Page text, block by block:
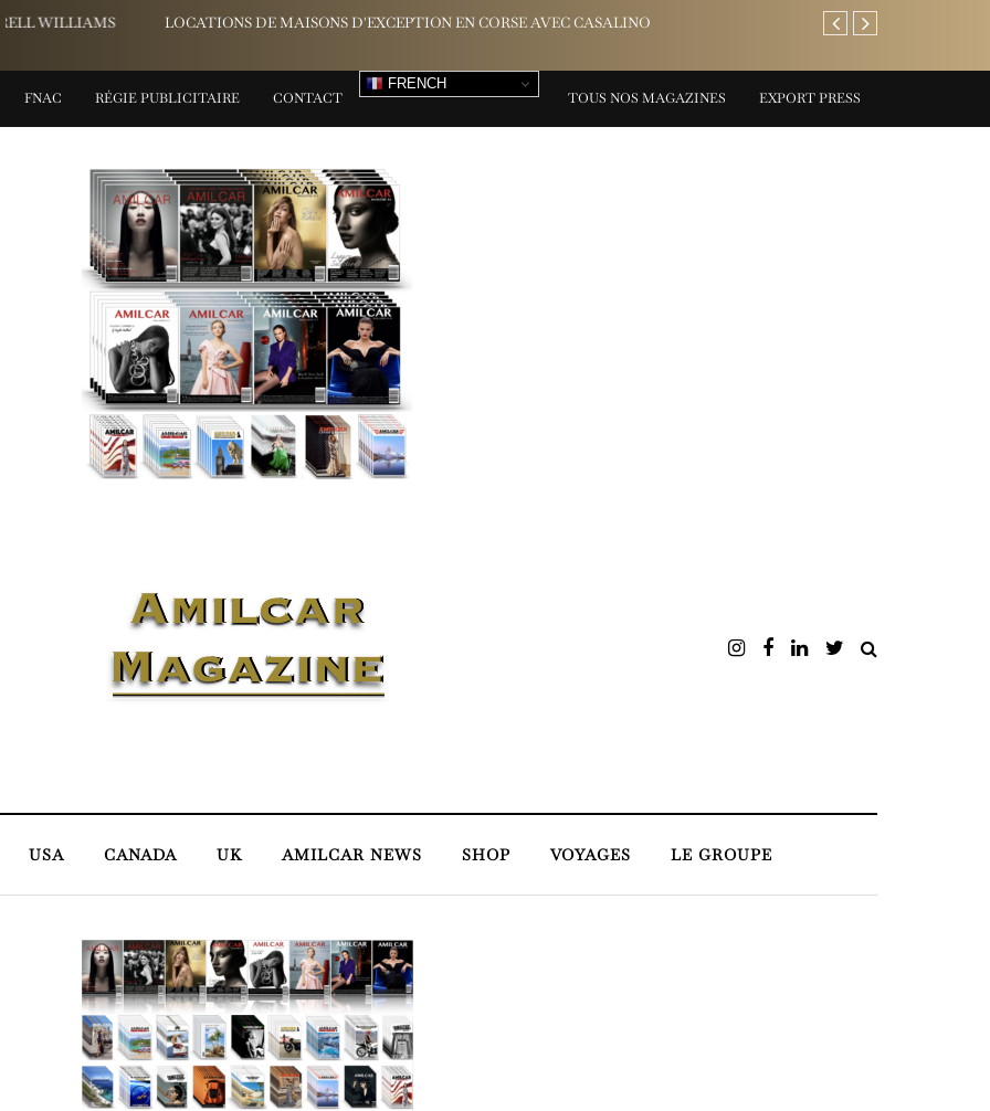
LOCATIONS DE MAISONS D'EXCEPTION EN CORSE AVEC CASALINO AREV Saint-Tropez:
EXPORT PRESS
FNAC TOUS NOS MAGAZINES
RÉGIE PUBLICITAIRE CONTACT
FRENCH
USA CANADA UK AMILCAR NEWS SHOP VOYAGES LE GROUPE